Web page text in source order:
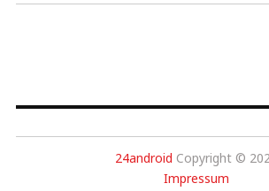
24android Copyright ©
Impressum